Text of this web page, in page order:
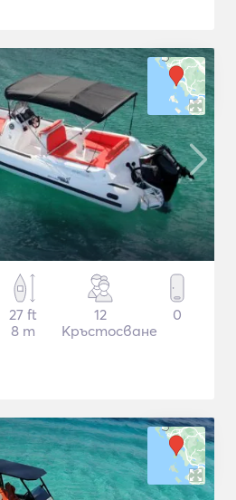
27 ft
8 m
12
Кръстосване
0